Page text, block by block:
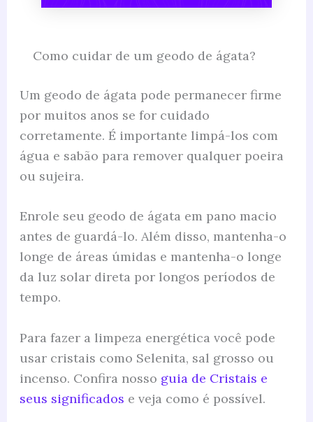
Como cuidar de um geodo de ágata?
Um geodo de ágata pode permanecer firme
por muitos anos se for cuidado
corretamente. É importante limpá-los com
água e sabão para remover qualquer poeira
ou sujeira.
Enrole seu geodo de ágata em pano macio
antes de guardá-lo. Além disso, mantenha-o
longe de áreas úmidas e mantenha-o longe
da luz solar direta por longos períodos de
tempo.
Para fazer a limpeza energética você pode
usar cristais como Selenita, sal grosso ou
incenso. Confira nosso guia de Cristais e
seus significados e veja como é possível.